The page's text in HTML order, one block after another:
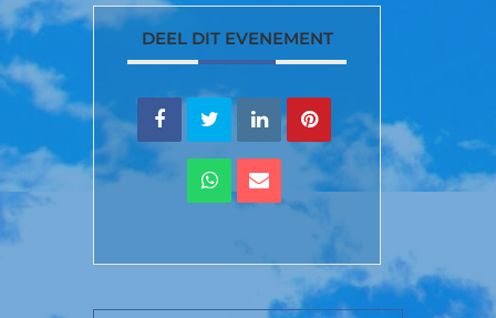
DEEL DIT EVENEMENT